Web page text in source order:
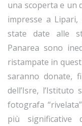
una scoperta e un
impresse a
state date alle
Panarea sono
ristampate in
saranno donate,
dell’Isre,
fotografa
più significative